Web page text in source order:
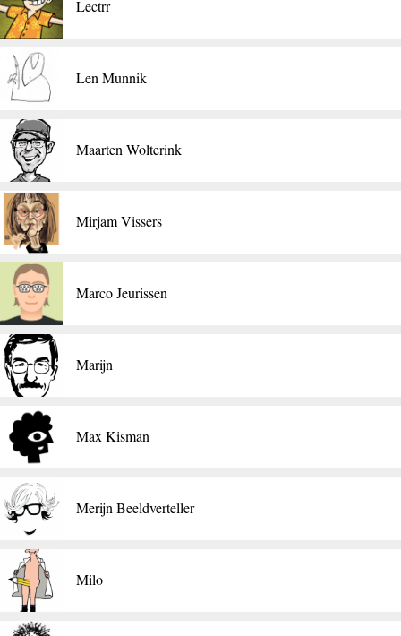
Lectrr
​Len Munnik
Maarten Wolterink
​Mirjam Vissers
Marco Jeurissen
Marijn
Max Kisman
Merijn Beeldverteller
​Milo